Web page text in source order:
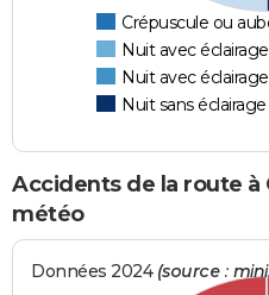
Crépuscule ou
Nuit avec
Nuit avec
Nuit sans
Accidents de la route à
météo
Données 2024 (source :